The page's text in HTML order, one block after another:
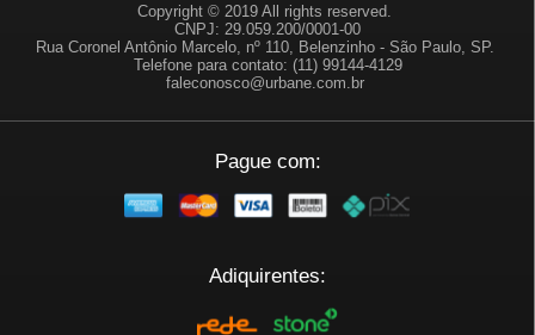
Copyright © 2019 All rights reserved.
CNPJ: 29.059.200/0001-00
Rua Coronel Antônio Marcelo, nº 110, Belenzinho - São Paulo, SP.
Telefone para contato: (11) 99144-4129
faleconosco@urbane.com.br
Pague com:
Adiquirentes: